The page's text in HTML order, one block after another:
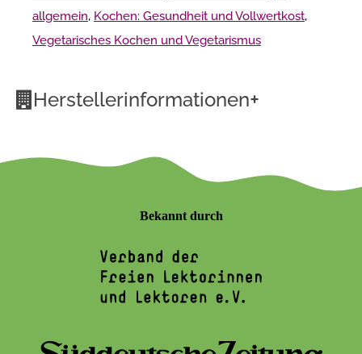
allgemein, Kochen: Gesundheit und Vollwertkost,
Vegetarisches Kochen und Vegetarismus
Herstellerinformationen+
Bekannt durch